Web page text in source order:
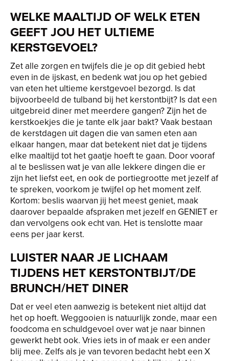
WELKE MAALTIJD OF WELK ETEN
GEEFT JOU HET ULTIEME
KERSTGEVOEL?
Zet alle zorgen en twijfels die je op dit gebied hebt
even in de ijskast, en bedenk wat jou op het gebied
van eten het ultieme kerstgevoel bezorgd. Is dat
bijvoorbeeld de tulband bij het kerstontbijt? Is dat een
uitgebreid diner met meerdere gangen? Zijn het de
kerstkoekjes die je tante elk jaar bakt? Vaak bestaan
de kerstdagen uit dagen die van samen eten aan
elkaar hangen, maar dat betekent niet dat je tijdens
elke maaltijd tot het gaatje hoeft te gaan. Door vooraf
al te beslissen wat je van alle lekkere dingen die er
zijn het liefst eet, en ook de portiegrootte met jezelf af
te spreken, voorkom je twijfel op het moment zelf.
Kortom: beslis waarvan jij het meest geniet, maak
daarover bepaalde afspraken met jezelf en GENIET er
dan vervolgens ook echt van. Het is tenslotte maar
eens per jaar kerst.
LUISTER NAAR JE LICHAAM
TIJDENS HET KERSTONTBIJT/DE
BRUNCH/HET DINER
Dat er veel eten aanwezig is betekent niet altijd dat
het op hoeft. Weggooien is natuurlijk zonde, maar een
foodcoma en schuldgevoel over wat je naar binnen
gewerkt hebt ook. Vries iets in of maak er een ander
blij mee. Zelfs als je van tevoren bedacht hebt een X